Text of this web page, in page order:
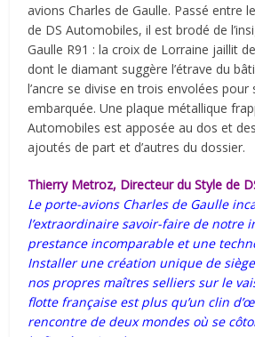
avions Charles de Gaulle. Passé entre
de DS Automobiles, il est brodé de
Gaulle R91 : la croix de Lorraine jaillit
dont le diamant suggère l’étrave du
l’ancre se divise en trois envolées pour
embarquée. Une plaque métallique
Automobiles est apposée au dos et
ajoutés de part et d’autres du dossier.
Thierry Metroz, Directeur du Style de
Le porte-avions Charles de Gaulle
l’extraordinaire savoir-faire de notre
prestance incomparable et une
Installer une création unique de
nos propres maîtres selliers sur le
flotte française est plus qu’un clin
rencontre de deux mondes où se